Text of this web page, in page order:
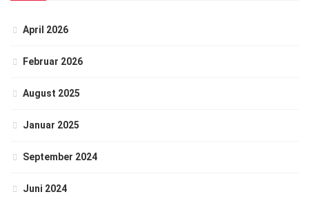
April 2026
Februar 2026
August 2025
Januar 2025
September 2024
Juni 2024